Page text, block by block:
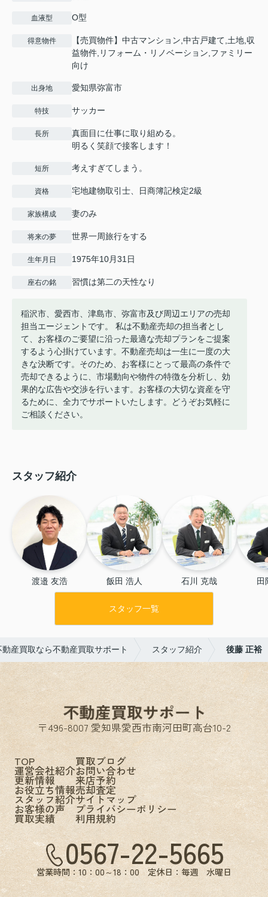
血液型 O型
得意物件
【売買物件】中古マンション,中古戸建て,土地,収
益物件,リフォーム・リノベーション,ファミリー
向け
出身地 愛知県弥富市
特技 サッカー
長所
真面目に仕事に取り組める。
明るく笑顔で接客します！
短所 考えすぎてしまう。
資格 宅地建物取引士、日商簿記検定2級
家族構成 妻のみ
将来の夢 世界一周旅行をする
生年月日 1975年10月31日
座右の銘 習慣は第二の天性なり
稲沢市、愛西市、津島市、弥富市及び周辺エリアの売却
担当エージェントです。 私は不動産売却の担当者とし
て、お客様のご要望に沿った最適な売却プランをご提案
するよう心掛けています。不動産売却は一生に一度の大
きな決断です。そのため、お客様にとって最高の条件で
売却できるように、市場動向や物件の特徴を分析し、効
果的な広告や交渉を行います。お客様の大切な資産を守
るために、全力でサポートいたします。どうぞお気軽に
ご相談ください。
スタッフ紹介
渡邉 友浩 飯田 浩人 石川 克哉 田
スタッフ一覧
産買取なら不動産買取サポート スタッフ紹介 後藤 正裕
〒496-8007 愛知県愛西市南河田町高台10-2
TOP
運営会社紹介
更新情報
お役立ち情報
スタッフ紹介
お客様の声
買取実績
買取ブログ
お問い合わせ
来店予約
売却査定
サイトマップ
プライバシーポリシー
利用規約
0567-22-5665
営業時間：10：00～18：00 定休日：毎週 水曜日